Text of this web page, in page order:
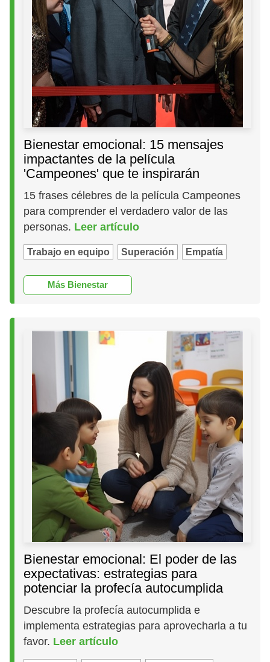
Bienestar emocional: 15 mensajes
impactantes de la película
'Campeones' que te inspirarán
15 frases célebres de la película Campeones
para comprender el verdadero valor de las
personas. Leer artículo
Trabajo en equipo Superación Empatía
Más Bienestar
Bienestar emocional: El poder de las
expectativas: estrategias para
potenciar la profecía autocumplida
Descubre la profecía autocumplida e
implementa estrategias para aprovecharla a tu
favor. Leer artículo